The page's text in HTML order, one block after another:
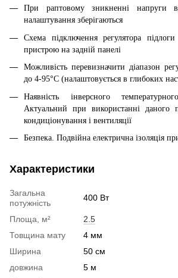
При раптовому зникненні напруги
налаштування зберігаються
Схема підключення регулятора
пристрою на задній панелі
Можливість перевизначити діапазон
до 4-95°С (налаштовується в глибоких
Наявність інверсного
Актуальний при використанні даного
кондиціонування і вентиляції
Безпека. Подвійна електрична ізоляція
Характеристики
Загальна
потужність
400 Вт
Площа, м²
2.5
Товщина мату
4 мм
Ширина
50 см
довжина
5 м